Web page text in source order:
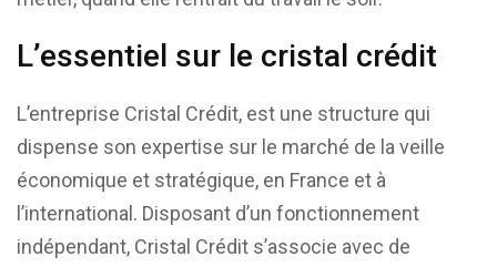
L’essentiel sur le cristal crédit
L’entreprise Cristal Crédit, est une structure qui
dispense son expertise sur le marché de la veille
économique et stratégique, en France et à
l’international. Disposant d’un fonctionnement
indépendant, Cristal Crédit s’associe avec de